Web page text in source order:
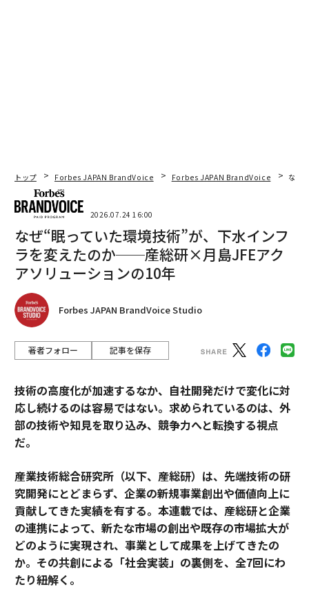
トップ Forbes JAPAN BrandVoice Forbes JAPAN BrandVoice なぜ
2026.07.24 16:00
なぜ“眠っていた環境技術”が、下水インフ
ラを変えたのか──産総研×月島JFEアク
アソリューションの10年
Forbes JAPAN BrandVoice Studio
著者フォロー 記事を保存
技術の高度化が加速するなか、自社開発だけで変化に対
応し続けるのは容易ではない。求められているのは、外
部の技術や知見を取り込み、競争力へと転換する視点
だ。
産業技術総合研究所（以下、産総研）は、先端技術の研
究開発にとどまらず、企業の新規事業創出や価値向上に
貢献してきた実績を有する。本連載では、産総研と企業
の連携によって、新たな市場の創出や既存の市場拡大が
どのように実現され、事業として成果を上げてきたの
か。その共創による「社会実装」の裏側を、全7回にわ
たり紐解く。